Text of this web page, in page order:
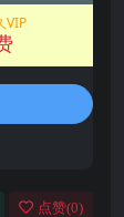
VIP
点赞(0)